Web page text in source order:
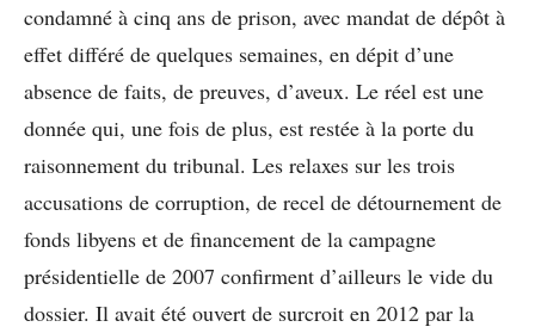
condamné à cinq ans de prison, avec mandat de dépôt à
effet différé de quelques semaines, en dépit d’une
absence de faits, de preuves, d’aveux. Le réel est une
donnée qui, une fois de plus, est restée à la porte du
raisonnement du tribunal. Les relaxes sur les trois
accusations de corruption, de recel de détournement de
fonds libyens et de financement de la campagne
présidentielle de 2007 confirment d’ailleurs le vide du
dossier. Il avait été ouvert de surcroit en 2012 par la